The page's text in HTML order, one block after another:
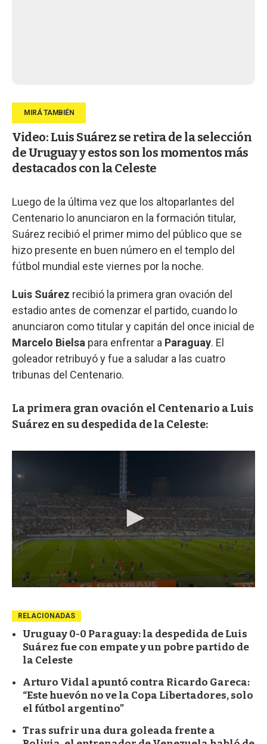
Video: Luis Suárez se retira de la selección
de Uruguay y estos son los momentos más
destacados con la Celeste
Luego de la última vez que los altoparlantes del
Centenario lo anunciaron en la formación titular,
Suárez recibió el primer mimo del público que se
hizo presente en buen número en el templo del
fútbol mundial este viernes por la noche.
Luis Suárez recibió la primera gran ovación del
estadio antes de comenzar el partido, cuando lo
anunciaron como titular y capitán del once inicial de
Marcelo Bielsa para enfrentar a Paraguay. El
goleador retribuyó y fue a saludar a las cuatro
tribunas del Centenario.
La primera gran ovación el Centenario a Luis
Suárez en su despedida de la Celeste:
RELACIONADAS
Uruguay 0-0 Paraguay: la despedida de Luis
Suárez fue con empate y un pobre partido de
la Celeste
Arturo Vidal apuntó contra Ricardo Gareca:
“Este huevón no ve la Copa Libertadores, solo
el fútbol argentino”
Tras sufrir una dura goleada frente a